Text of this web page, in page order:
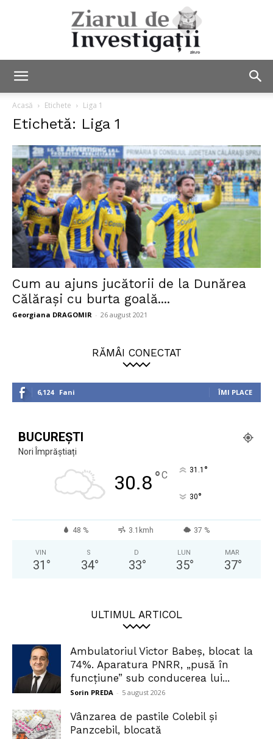
Investigații
Acasă Etichete Liga 1
Etichetă: Liga 1
Cum au ajuns jucătorii de la Dunărea
Călărași cu burta goală....
Georgiana DRAGOMIR - 26 august 2021
RĂMÂI CONECTAT
6,124 Fani ÎMI PLACE
BUCUREȘTI
Nori Împrăștiați
30.8°C 31.1 °
30°
48 % 3.1kmh 37 %
VIN
31 °
S
34°
D
33°
LUN
35°
MAR
37°
ULTIMUL ARTICOL
Ambulatoriul Victor Babeș, blocat la
74%. Aparatura PNRR, „pusă în
funcțiune” sub conducerea lui...
Sorin PREDA - 5 august 2026
Vânzarea de pastile Colebil și
Panzcebil, blocată